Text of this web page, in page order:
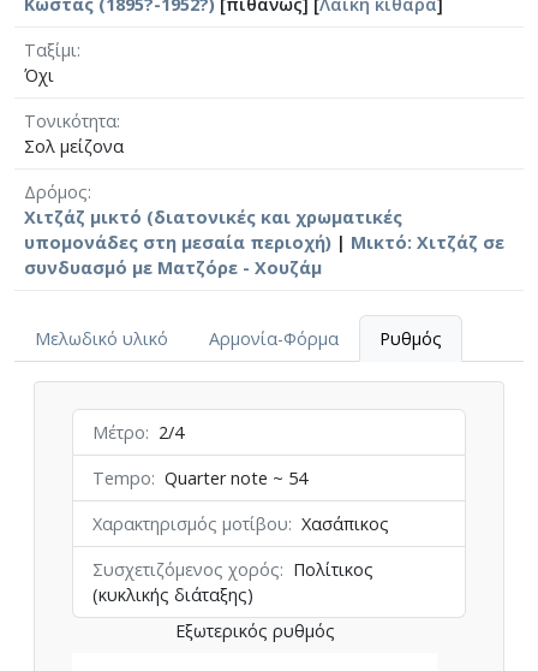
Ταξίμι
Όχι
Τονικότητα
Σολ μείζονα
Δρόμος
Χιτζάζ μικτό (διατονικές και χρωματικές
υπομονάδες στη μεσαία περιοχή) | Μικτό: Χιτζάζ σε
συνδυασμό με Ματζόρε - Χουζάμ
Μελωδικό υλικό Αρμονία-Φόρμα Ρυθμός
Μέτρο
2/4
Tempo
Quarter note ~ 54
Χαρακτηρισμός μοτίβου
Χασάπικος
Συσχετιζόμενος χορός
Πολίτικος
(κυκλικής διάταξης)
Εξωτερικός ρυθμός